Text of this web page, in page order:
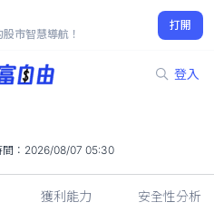
市智慧導航！
打開
登入
-1.5%
： 2026/08/07 05:30
獲利能力 安全性分析